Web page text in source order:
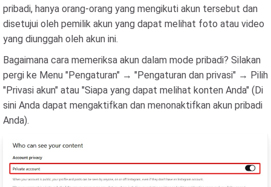
pribadi, hanya orang-orang yang mengikuti akun tersebut dan
disetujui oleh pemilik akun yang dapat melihat foto atau video
yang diunggah oleh akun ini.
Bagaimana cara memeriksa akun dalam mode pribadi? Silakan
pergi ke Menu "Pengaturan" → "Pengaturan dan privasi" → Pilih
"Privasi akun" atau "Siapa yang dapat melihat konten Anda" (Di
sini Anda dapat mengaktifkan dan menonaktifkan akun pribadi
Anda).